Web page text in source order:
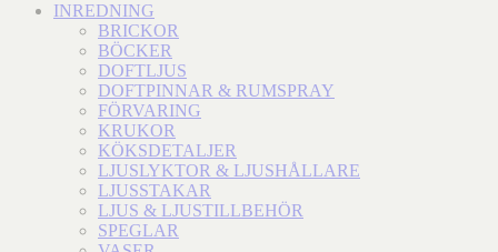
INREDNING
BRICKOR
BÖCKER
DOFTLJUS
DOFTPINNAR & RUMSPRAY
FÖRVARING
KRUKOR
KÖKSDETALJER
LJUSLYKTOR & LJUSHÅLLARE
LJUSSTAKAR
LJUS & LJUSTILLBEHÖR
SPEGLAR